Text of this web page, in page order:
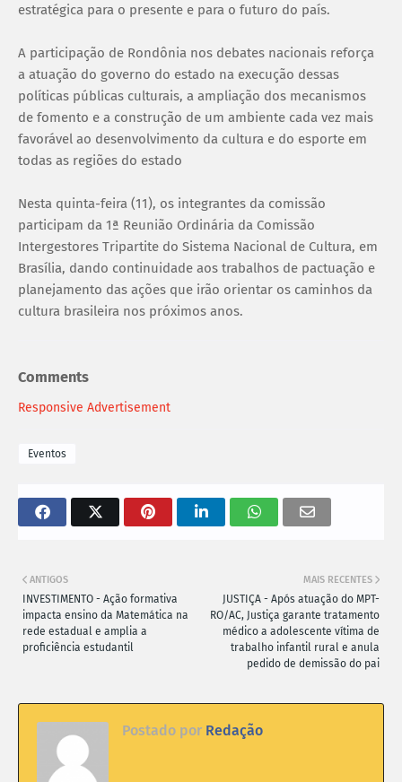
estratégica para o presente e para o futuro do país.
A participação de Rondônia nos debates nacionais reforça
a atuação do governo do estado na execução dessas
políticas públicas culturais, a ampliação dos mecanismos
de fomento e a construção de um ambiente cada vez mais
favorável ao desenvolvimento da cultura e do esporte em
todas as regiões do estado
Nesta quinta-feira (11), os integrantes da comissão
participam da 1ª Reunião Ordinária da Comissão
Intergestores Tripartite do Sistema Nacional de Cultura, em
Brasília, dando continuidade aos trabalhos de pactuação e
planejamento das ações que irão orientar os caminhos da
cultura brasileira nos próximos anos.
Comments
Responsive Advertisement
Eventos
MAIS RECENTES
JUSTIÇA - Após atuação do MPT-
RO/AC, Justiça garante tratamento
médico a adolescente vítima de
trabalho infantil rural e anula
pedido de demissão do pai
ANTIGOS
INVESTIMENTO - Ação formativa
impacta ensino da Matemática na
rede estadual e amplia a
proficiência estudantil
Postado por Redação